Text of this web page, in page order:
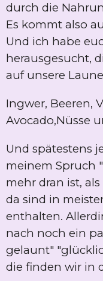
durch die
Es kommt also
Und ich habe
herausgesucht,
auf unsere
Ingwer, Beeren,
Avocado,Nüsse
Und spätestens
meinem Spruch
mehr dran ist,
da sind in
enthalten.
nach noch ein
gelaunt"
die finden wir in